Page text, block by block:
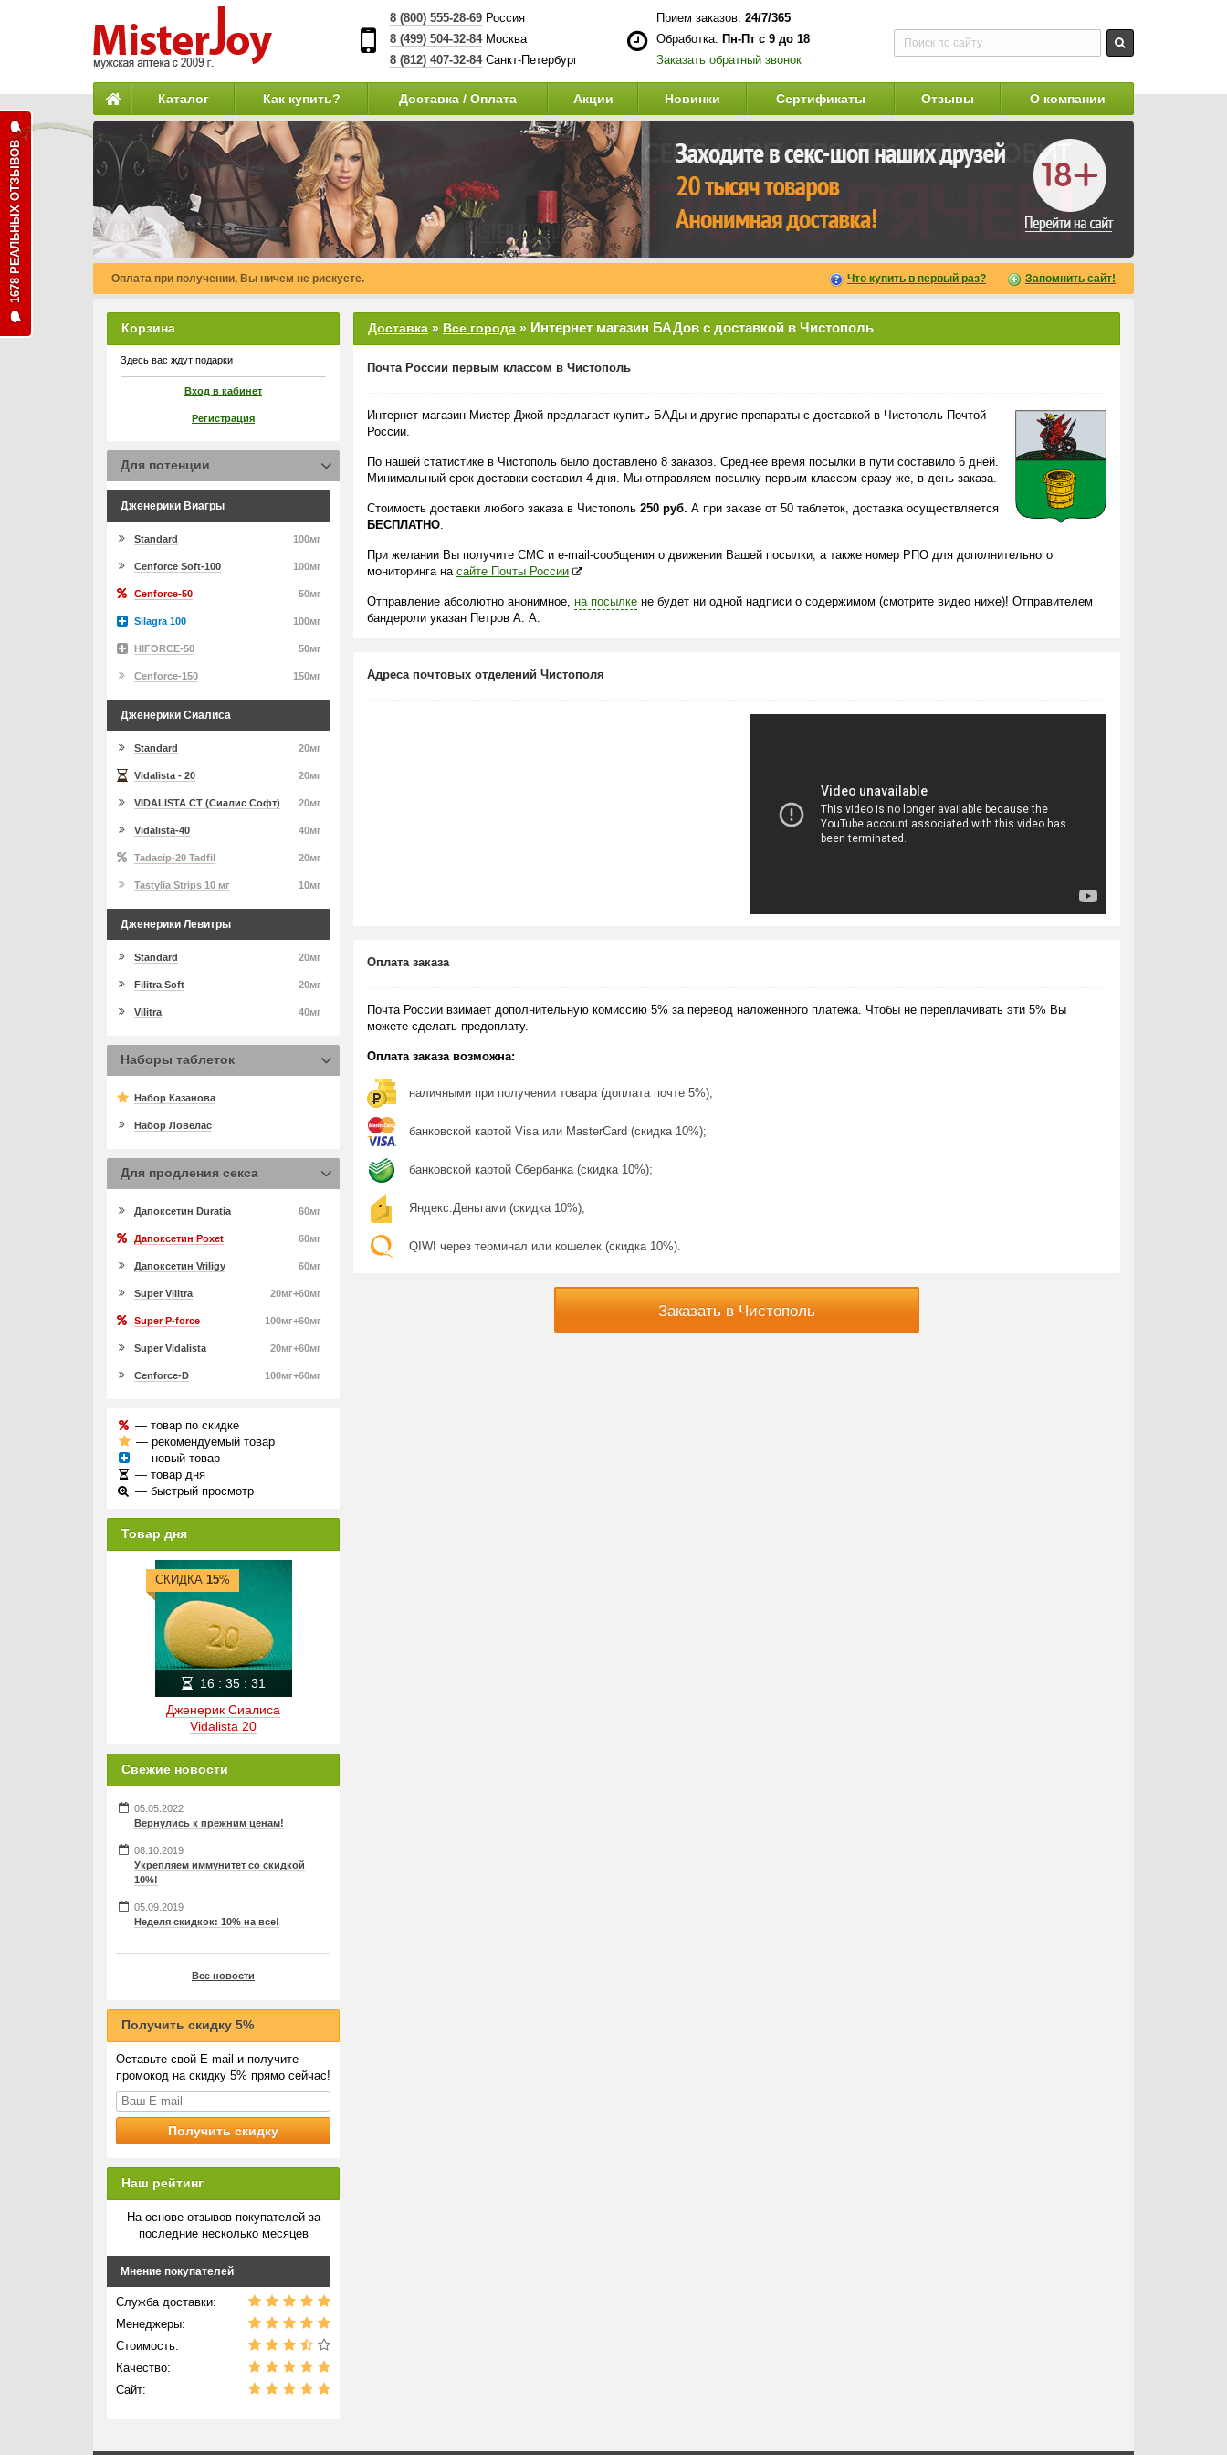
8 (800) 555-28-69Россия
8 (499) 504-32-84Москва
8 (812) 407-32-84 Санкт-Петербург
Прием заказов: 24/7/365
Обработка: Пн-Пт с 9 до 18
Заказать обратный звонок
Каталог Как купить? Доставка / Оплата Акции Новинки Сертификаты Отзывы О компании
Оплата при получении, Вы ничем не рискуете. Что купить в первый раз? Запомнить сайт!
Доставка » Все города » Интернет магазин БАДов с доставкой в Чистополь
Почта России первым классом в Чистополь
Интернет магазин Мистер Джой предлагает купить БАДы и другие препараты с доставкой в Чистополь Почтой
России.
По нашей статистике в Чистополь было доставлено 8 заказов. Среднее время посылки в пути составило 6 дней.
Минимальный срок доставки составил 4 дня. Мы отправляем посылку первым классом сразу же, в день заказа.
Стоимость доставки любого заказа в Чистополь 250 руб. А при заказе от 50 таблеток, доставка осуществляется
БЕСПЛАТНО.
При желании Вы получите СМС и e-mail-сообщения о движении Вашей посылки, а также номер РПО для дополнительного
мониторинга на сайте Почты России
Отправление абсолютно анонимное, на посылке не будет ни одной надписи о содержимом (смотрите видео ниже)! Отправителем
бандероли указан Петров А. А.
Адреса почтовых отделений Чистополя
Оплата заказа
Почта России взимает дополнительную комиссию 5% за перевод наложенного платежа. Чтобы не переплачивать эти 5% Вы
можете сделать предоплату.
Оплата заказа возможна:
наличными при получении товара (доплата почте 5%);
банковской картой Visa или MasterCard (скидка 10%);
банковской картой Сбербанка (скидка 10%);
Яндекс.Деньгами (скидка 10%);
QIWI через терминал или кошелек (скидка 10%).
Заказать в Чистополь
Корзина
Здесь вас ждут подарки
Вход в кабинет
Регистрация
Для потенции
Дженерики Виагры
100мг
Standard
100мг
Cenforce Soft-100
50мг
Cenforce-50
100мг
Silagra 100
50мг
HIFORCE-50
150мг
Cenforce-150
Дженерики Сиалиса
20мг
Standard
20мг
Vidalista - 20
20мг
VIDALISTA CT (Сиалис Софт)
40мг
Vidalista-40
20мг
Tadacip-20 Tadfil
10мг
Tastylia Strips 10 мг
Дженерики Левитры
20мг
Standard
20мг
Filitra Soft
40мг
Vilitra
Наборы таблеток
Набор Казанова
Набор Ловелас
Для продления секса
60мг
Дапоксетин Duratia
60мг
Дапоксетин Poxet
60мг
Дапоксетин Vriligy
20мг+60мг
Super Vilitra
100мг+60мг
Super P-force
20мг+60мг
Super Vidalista
100мг+60мг
Cenforce-D
— товар по скидке
— рекомендуемый товар
— новый товар
— товар дня
— быстрый просмотр
Товар дня
Дженерик Сиалиса
Vidalista 20
СКИДКА 15%
16: 35: 31
Свежие новости
05.05.2022
Вернулись к прежним ценам!
08.10.2019
Укрепляем иммунитет со скидкой
10%!
05.09.2019
Неделя скидкок: 10% на все!
Все новости
Получить скидку 5%
Оставьте свой E-mail и получите
промокод на скидку 5% прямо сейчас!
Наш рейтинг
На основе отзывов покупателей за
последние несколько месяцев
Мнение покупателей
Служба доставки:
Менеджеры:
Стоимость:
Качество:
Сайт:
1678 РЕАЛЬНЫХ ОТЗЫВОВ